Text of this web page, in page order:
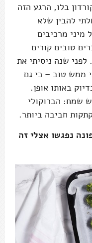
בלו, הרגע הזה
להבין שלא
מיני מרכיבים
טובים קורים
שנה ניסיתי את
ממש טוב – כי גם
באותו אופן.
שמח: הברוקולי
חביבה ביותר.
נפגשו אצלי זה